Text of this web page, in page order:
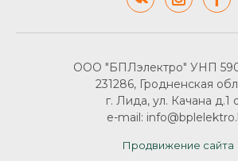
ООО "БПЛэлектро" УНП
231286, Гродненская
г. Лида, ул. Качана д.1
e-mail:
Продвижение сайта